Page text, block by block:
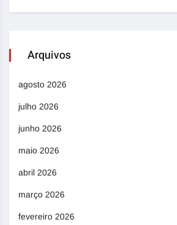
Arquivos
agosto 2026
julho 2026
junho 2026
maio 2026
abril 2026
março 2026
fevereiro 2026